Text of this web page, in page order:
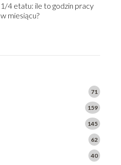
1/4 etatu: ile to godzin pracy
w miesiącu?
71
159
145
62
40